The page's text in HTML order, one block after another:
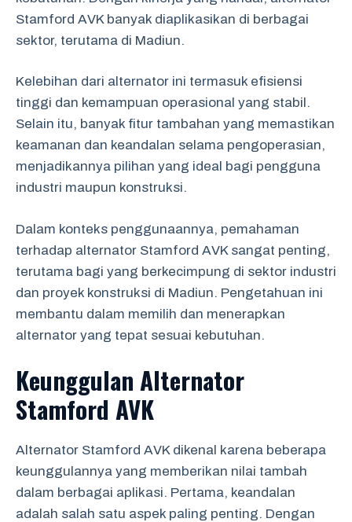
Stamford AVK banyak diaplikasikan di berbagai
sektor, terutama di Madiun.
Kelebihan dari alternator ini termasuk efisiensi
tinggi dan kemampuan operasional yang stabil.
Selain itu, banyak fitur tambahan yang memastikan
keamanan dan keandalan selama pengoperasian,
menjadikannya pilihan yang ideal bagi pengguna
industri maupun konstruksi.
Dalam konteks penggunaannya, pemahaman
terhadap alternator Stamford AVK sangat penting,
terutama bagi yang berkecimpung di sektor industri
dan proyek konstruksi di Madiun. Pengetahuan ini
membantu dalam memilih dan menerapkan
alternator yang tepat sesuai kebutuhan.
Keunggulan Alternator
Stamford AVK
Alternator Stamford AVK dikenal karena beberapa
keunggulannya yang memberikan nilai tambah
dalam berbagai aplikasi. Pertama, keandalan
adalah salah satu aspek paling penting. Dengan